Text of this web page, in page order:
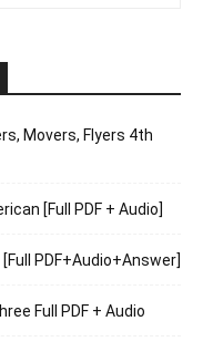
Movers, Flyers 4th
[Full PDF + Audio]
PDF+Audio+Answer]
Full PDF + Audio